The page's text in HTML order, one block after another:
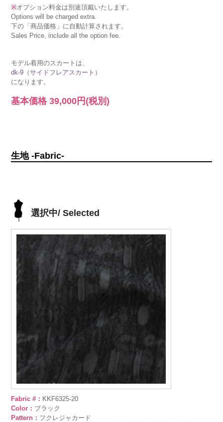
※オプション料金は別途頂戴いたします。
Options will be charged extra.
下の「商品価格」に自動計算されます。
Sales Price, include all the option fee.
モデル着用のスカートは、
dk-9（サイドフレアスカート）
になります。
基本価格39,000円 (税別)
生地 -Fabric-
選択中/ Selected
Fabric #： KKF6325-20
Color： ブラック
Pattern： フクレジャカード